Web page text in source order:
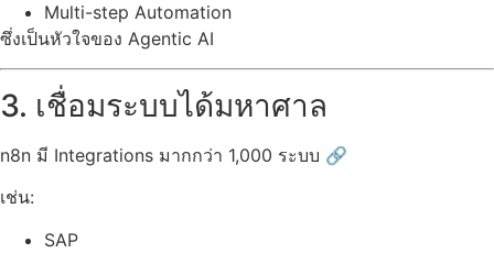
Multi-step Automation
ซึ่งเป็นหัวใจของ Agentic AI
3. เชื่อมระบบได้มหาศาล
n8n มี Integrations มากกว่า 1,000 ระบบ 🔗
เช่น:
SAP